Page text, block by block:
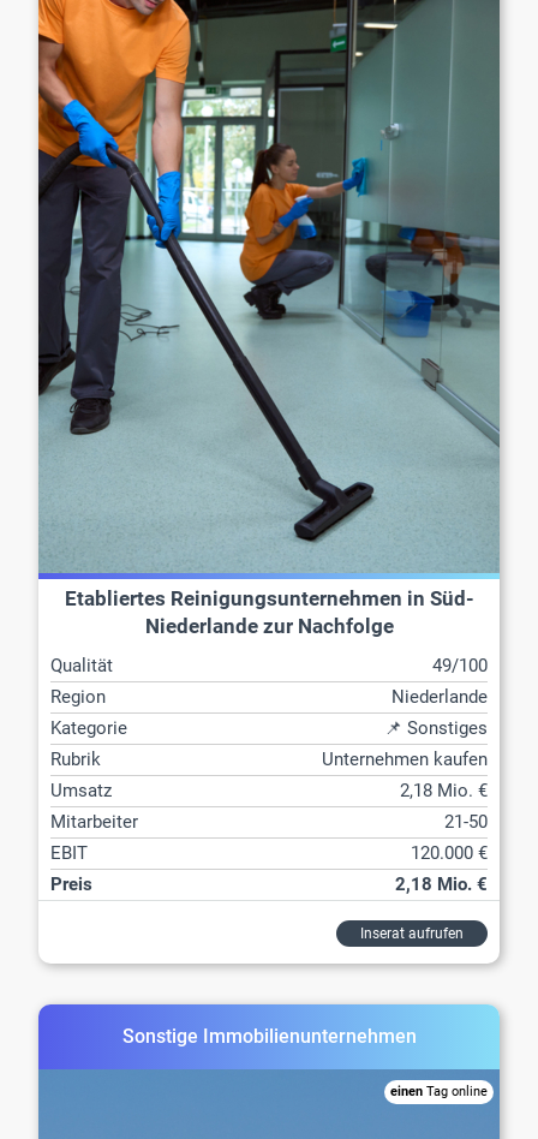
Etabliertes Reinigungsunternehmen in Süd-
Niederlande zur Nachfolge
Qualität
49/100
Region
Niederlande
Kategorie
📌 Sonstiges
Rubrik
Unternehmen kaufen
Umsatz
2,18 Mio. €
Mitarbeiter
21-50
EBIT
120.000 €
Preis
2,18 Mio. €
Inserat aufrufen
Sonstige Immobilienunternehmen
einen Tag online